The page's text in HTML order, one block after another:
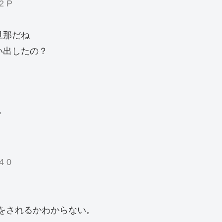
P
那だね
したの？
0
れるかわからない。